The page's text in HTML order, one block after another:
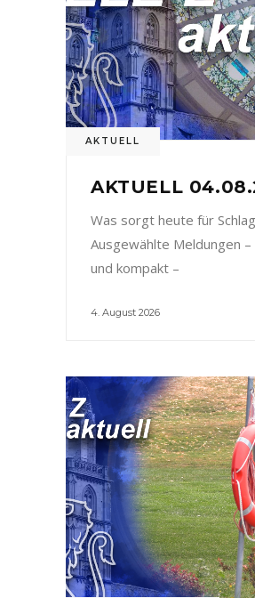
AKTUELL
AKTUELL
Was sorgt heute für
Ausgewählte Meldungen –
und kompakt –
4. August 2026